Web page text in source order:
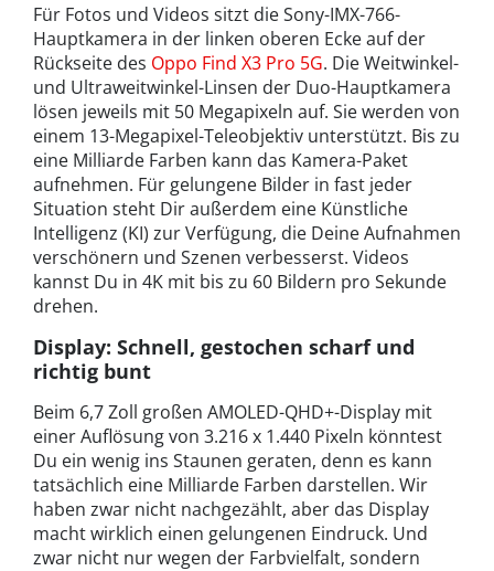
Für Fotos und Videos sitzt die Sony-IMX-766-
Hauptkamera in der linken oberen Ecke auf der
Rückseite des Oppo Find X3 Pro 5G. Die Weitwinkel-
und Ultraweitwinkel-Linsen der Duo-Hauptkamera
lösen jeweils mit 50 Megapixeln auf. Sie werden von
einem 13-Megapixel-Teleobjektiv unterstützt. Bis zu
eine Milliarde Farben kann das Kamera-Paket
aufnehmen. Für gelungene Bilder in fast jeder
Situation steht Dir außerdem eine Künstliche
Intelligenz (KI) zur Verfügung, die Deine Aufnahmen
verschönern und Szenen verbesserst. Videos
kannst Du in 4K mit bis zu 60 Bildern pro Sekunde
drehen.
Display: Schnell, gestochen scharf und
richtig bunt
Beim 6,7 Zoll großen AMOLED-QHD+-Display mit
einer Auflösung von 3.216 x 1.440 Pixeln könntest
Du ein wenig ins Staunen geraten, denn es kann
tatsächlich eine Milliarde Farben darstellen. Wir
haben zwar nicht nachgezählt, aber das Display
macht wirklich einen gelungenen Eindruck. Und
zwar nicht nur wegen der Farbvielfalt, sondern